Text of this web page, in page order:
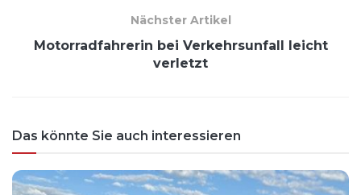
Nächster Artikel
Motorradfahrerin bei Verkehrsunfall leicht
verletzt
Das könnte Sie auch interessieren